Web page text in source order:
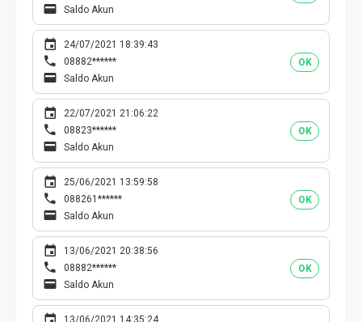
Saldo Akun
OK
24/07/2021 18:39:43
08882******
Saldo Akun
OK
22/07/2021 21:06:22
08823******
Saldo Akun
OK
25/06/2021 13:59:58
088261******
Saldo Akun
OK
13/06/2021 20:38:56
08882******
Saldo Akun
13/06/2021 14:35:24